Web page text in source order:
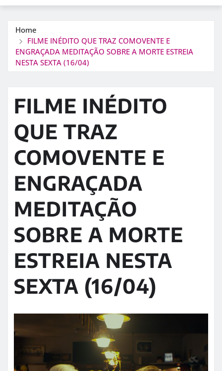
Home
FILME INÉDITO QUE TRAZ COMOVENTE E
ENGRAÇADA MEDITAÇÃO SOBRE A MORTE ESTREIA
NESTA SEXTA (16/04)
FILME INÉDITO
QUE TRAZ
COMOVENTE E
ENGRAÇADA
MEDITAÇÃO
SOBRE A MORTE
ESTREIA NESTA
SEXTA (16/04)